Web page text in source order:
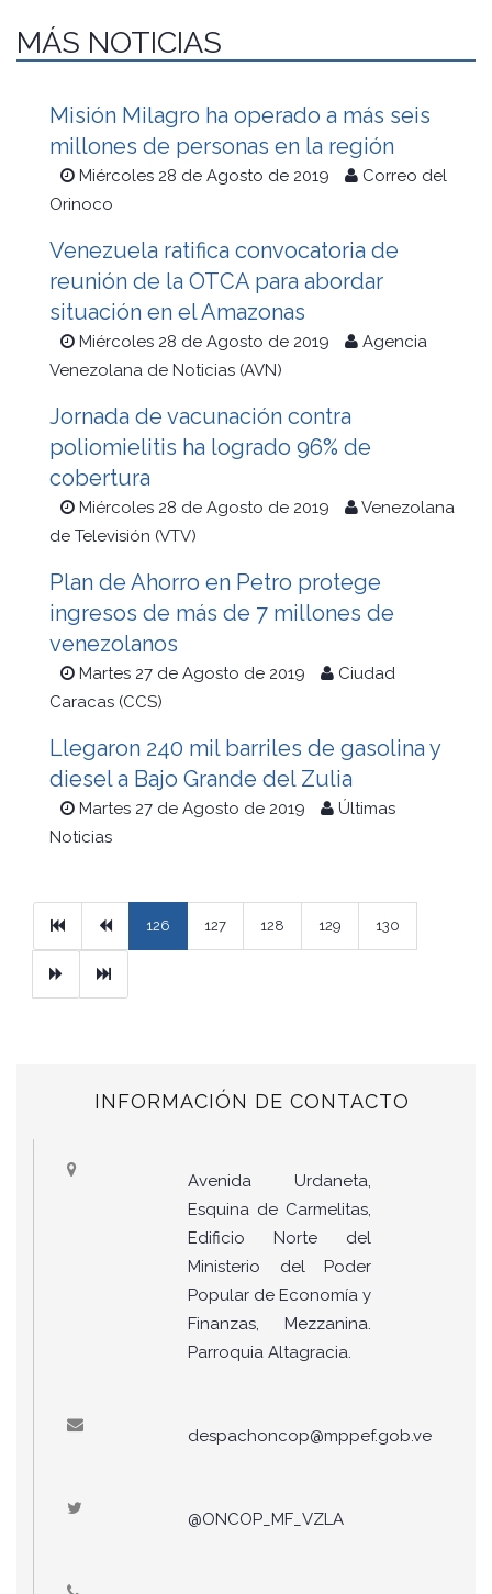
MÁS NOTICIAS
Misión Milagro ha operado a más seis
millones de personas en la región
Miércoles 28 de Agosto de 2019
Correo del
Orinoco
Venezuela ratifica convocatoria de
reunión de la OTCA para abordar
situación en el Amazonas
Miércoles 28 de Agosto de 2019
Agencia
Venezolana de Noticias (AVN)
Jornada de vacunación contra
poliomielitis ha logrado 96% de
cobertura
Miércoles 28 de Agosto de 2019
Venezolana
de Televisión (VTV)
Plan de Ahorro en Petro protege
ingresos de más de 7 millones de
venezolanos
Martes 27 de Agosto de 2019
Ciudad
Caracas (CCS)
Llegaron 240 mil barriles de gasolina y
diesel a Bajo Grande del Zulia
Martes 27 de Agosto de 2019
Últimas
Noticias
PrimeraPrevious
126 127 128 129 130
Ultimo
INFORMACIÓN DE CONTACTO
Avenida Urdaneta,
Esquina de Carmelitas,
Edificio Norte del
Ministerio del Poder
Popular de Economía y
Finanzas, Mezzanina.
Parroquia Altagracia.
despachoncop@mppef.gob.ve
@ONCOP_MF_VZLA